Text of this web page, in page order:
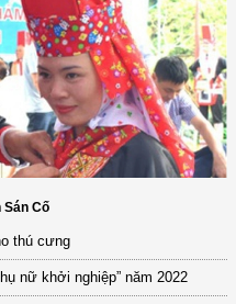
Cố
thú cưng
nữ khởi nghiệp” năm 2022